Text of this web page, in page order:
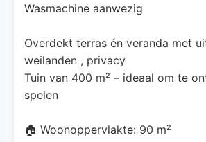
Wasmachine aanwezig
Overdekt terras én veranda met
weilanden , privacy
Tuin van 400 m² – ideaal om te
spelen
🏠 Woonoppervlakte: 90 m²